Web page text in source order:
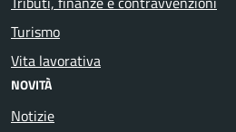
Turismo
Vita lavorativa
NOVITÀ
Notizie